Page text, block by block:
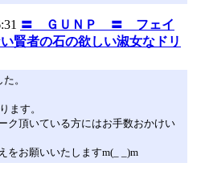
〓 ＧＵＮＰ 〓 フェイ
賢者の石の欲しい淑女なドリ
。
ます。
ク頂いている方にはお手数おかけい
をお願いいたしますm(_ _)m